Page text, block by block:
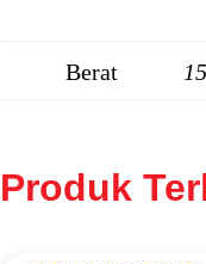
Berat
Produk